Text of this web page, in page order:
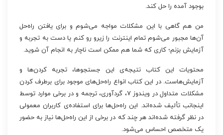
بوجود آمده را حل کند.
من هم گاهی با این مشکلات مواجه می‌شوم و برای یافتن راه‌حل
آن‌ها مجبور می‌شوم تمام اینترنت را زیرو رو کنم یا دست به تجربه‌ و
آزمایش بزنم؛ کاری که شما هم ممکن است ناچار به انجام آن شوید.
محتویات این کتاب نتیجه‌ی این جستجوها، تجربه کردن‌ها و
آزمایش‌هاست. در این کتاب انواع راه‌حل‌های موجود برای برطرف کردن
مشکلات متداول در ویندوز ۷، گردآوری، ترجمه و در برخی موارد توسط
اینجانب تألیف شده‌اند. این راه‌حل‌ها برای استفاده‌ی کاربران معمولی
در نظر گرفته شده‌اند هر چند که در برخی از این راه‌حل‌ها نیاز به حضور
یک متخصص احساس می‌شود.